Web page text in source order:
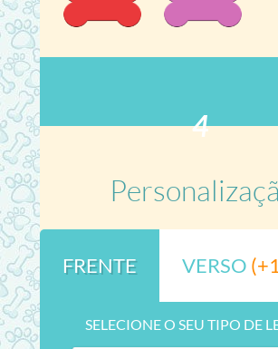
4
FRENTE VERSO
SELECIONE O SEU TIPO DE